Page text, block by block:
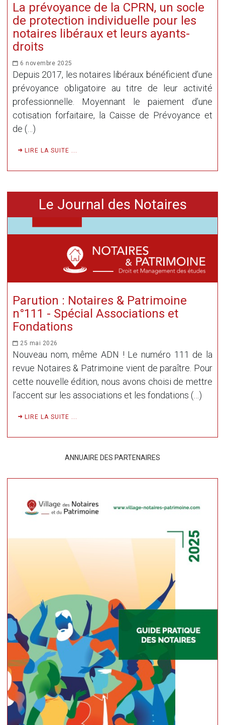
La prévoyance de la CPRN, un socle
de protection individuelle pour les
notaires libéraux et leurs ayants-
droits
6 novembre 2025
Depuis 2017, les notaires libéraux bénéficient d’une
prévoyance obligatoire au titre de leur activité
professionnelle. Moyennant le paiement d’une
cotisation forfaitaire, la Caisse de Prévoyance et
de (…)
LIRE LA SUITE ...
Le Journal des Notaires
Parution : Notaires & Patrimoine
n°111 - Spécial Associations et
Fondations
25 mai 2026
Nouveau nom, même ADN ! Le numéro 111 de la
revue Notaires & Patrimoine vient de paraître. Pour
cette nouvelle édition, nous avons choisi de mettre
l’accent sur les associations et les fondations (…)
LIRE LA SUITE ...
ANNUAIRE DES PARTENAIRES